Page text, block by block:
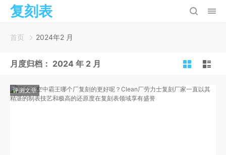
复刻表
首页 2024年2 月
月度归档： 2024 年 2 月
评测文章